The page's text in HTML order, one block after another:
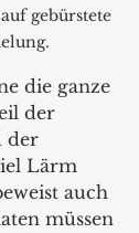
gebürstete
die ganze
der
der
Lärm
auch
müssen